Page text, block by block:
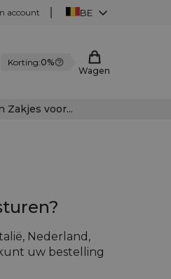
account BE
Korting:0%
Wagen
Zakjes voor...
Nederland,
uw bestelling